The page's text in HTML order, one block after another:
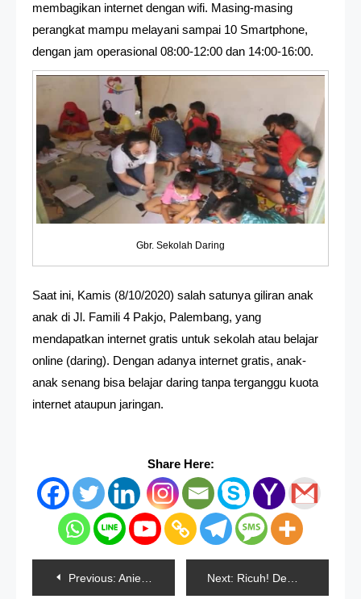
membagikan internet dengan wifi. Masing-masing
perangkat mampu melayani sampai 10 Smartphone,
dengan jam operasional 08:00-12:00 dan 14:00-16:00.
Gbr. Sekolah Daring
Saat ini, Kamis (8/10/2020) salah satunya giliran anak
anak di Jl. Famili 4 Pakjo, Palembang, yang
mendapatkan internet gratis untuk sekolah atau belajar
online (daring). Dengan adanya internet gratis, anak-
anak senang bisa belajar daring tanpa terganggu kuota
internet ataupun jaringan.
Share Here:
Navigasi
Previous: Anies Baswedan Lantik Sekda DKI Jakarta Next: Ricuh! Demo Tolak Undang-Undang Cipta Kerja di Jakarta